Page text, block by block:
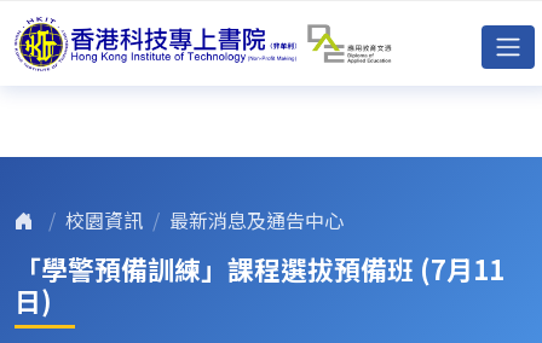
校園資訊 最新消息及通告中心
「學警預備訓練」課程選拔預備班 (7月11
日)